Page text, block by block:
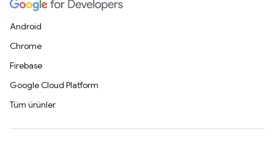
Android
Chrome
Firebase
Google Cloud Platform
Tüm ürünler